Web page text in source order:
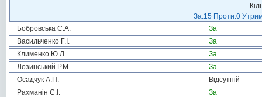
За:15 Проти:0
Бобровська С.А.
За
Васильченко Г.І.
За
Клименко Ю.Л.
За
Лозинський Р.М.
За
Осадчук А.П.
Відсутній
Рахманін С.І.
За